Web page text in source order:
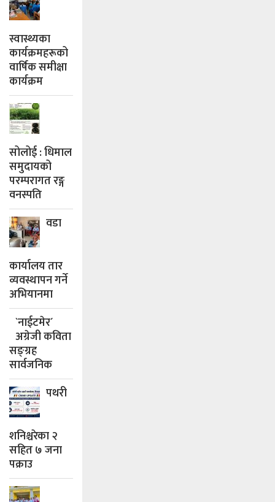
स्वास्थ्यका
कार्यक्रमहरूको
वार्षिक समीक्षा
कार्यक्रम
सोलोई : धिमाल
समुदायको
परम्परागत रङ्ग
वनस्पति
वडा
कार्यालय तार
व्यवस्थापन गर्ने
अभियानमा
`नाईटमेर´
अग्रेजी कविता
सङ्ग्रह
सार्वजनिक
पथरी
शनिश्चरेका २
सहित ७ जना
पक्राउ